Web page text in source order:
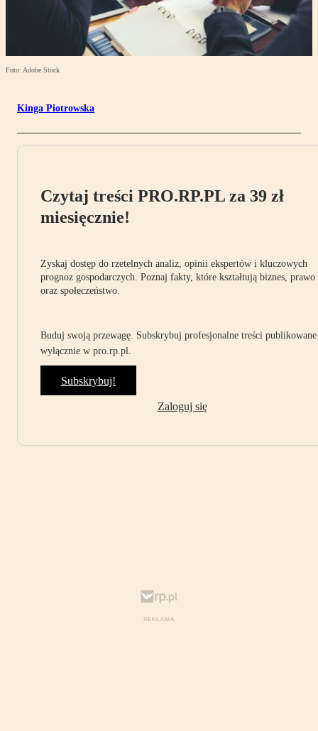
Foto: Adobe Stock
Kinga Piotrowska
Czytaj treści PRO.RP.PL za 39 zł
miesięcznie!
Zyskaj dostęp do rzetelnych analiz, opinii ekspertów i kluczowych
prognoz gospodarczych. Poznaj fakty, które kształtują biznes, prawo
oraz społeczeństwo.
Buduj swoją przewagę. Subskrybuj profesjonalne treści publikowane
wyłącznie w pro.rp.pl.
Subskrybuj!
Zaloguj się